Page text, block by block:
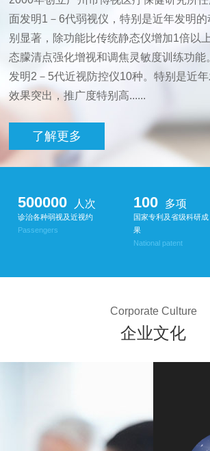
面发明1－6代弱视仪，特别是近年发明
别显著，除功能比传统静态仪增加1倍以
态朦清点强化增视和调焦灵敏度训练功能
发明2－5代近视防控仪10种。特别是近
效果突出，推广度特别高......
了解更多
500000 人次
诊治各种弱视及近视约
Passengers
100 多项
国家专利及省级科研成
果
National patent
Corporate Culture
企业文化